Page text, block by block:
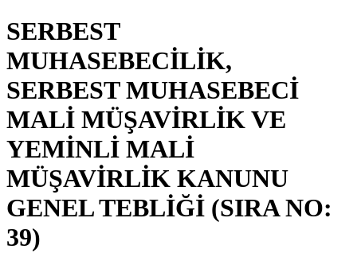
SERBEST
MUHASEBECİLİK,
SERBEST MUHASEBECİ
MALİ MÜŞAVİRLİK VE
YEMİNLİ MALİ
MÜŞAVİRLİK KANUNU
GENEL TEBLİĞİ (SIRA NO:
39)